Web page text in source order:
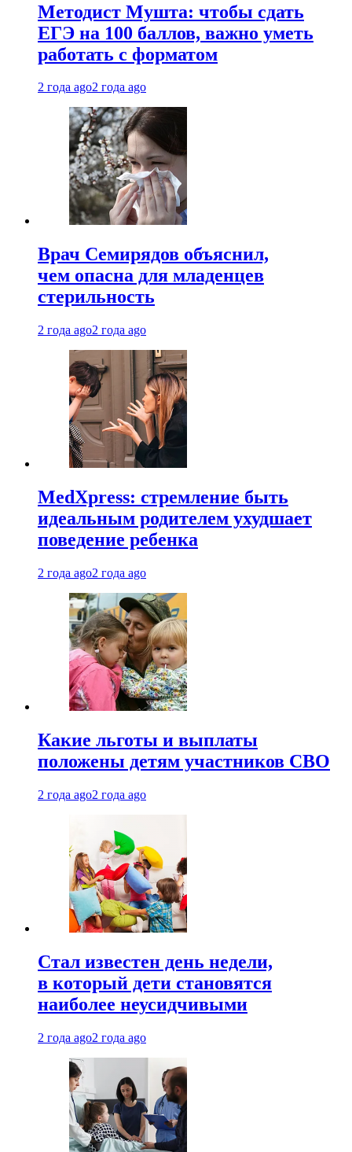
Методист Мушта: чтобы сдать
ЕГЭ на 100 баллов, важно уметь
работать с форматом
2 года ago2 года ago
Врач Семирядов объяснил,
чем опасна для младенцев
стерильность
2 года ago2 года ago
MedXpress: стремление быть
идеальным родителем ухудшает
поведение ребенка
2 года ago2 года ago
Какие льготы и выплаты
положены детям участников СВО
2 года ago2 года ago
Стал известен день недели,
в который дети становятся
наиболее неусидчивыми
2 года ago2 года ago